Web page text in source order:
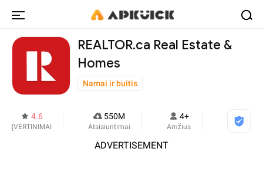
REALTOR.ca Real Estate &
Homes
Namai ir buitis
4.6
ĮVERTINIMAI
550M
Atsisiuntimai
4+
Amžius
ADVERTISEMENT